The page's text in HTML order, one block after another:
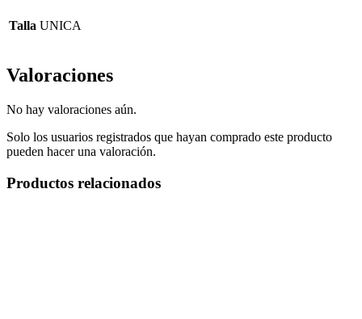
Talla UNICA
Valoraciones
No hay valoraciones aún.
Solo los usuarios registrados que hayan comprado este producto
pueden hacer una valoración.
Productos relacionados